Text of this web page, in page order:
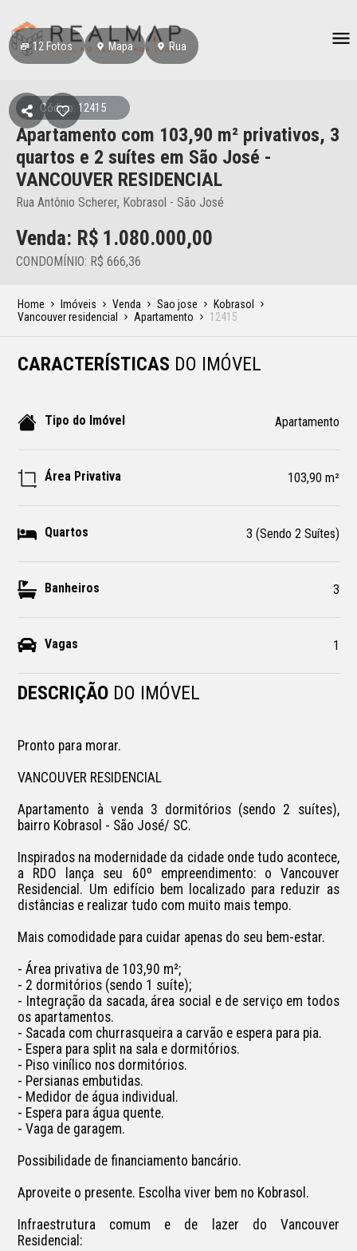
12 Fotos Mapa Rua
Código: 12415
Apartamento com 103,90 m² privativos, 3
quartos e 2 suítes em São José -
VANCOUVER RESIDENCIAL
Rua Antônio Scherer, Kobrasol - São José
Venda: R$ 1.080.000,00
CONDOMÍNIO: R$ 666,36
Home Imóveis Venda Sao jose
Kobrasol
Vancouver residencial
Apartamento 12415
CARACTERÍSTICAS DO IMÓVEL
Tipo do Imóvel Apartamento
Área Privativa 103,90 m²
Quartos 3 (Sendo 2 Suítes)
Banheiros 3
Vagas 1
DESCRIÇÃO DO IMÓVEL
Pronto para morar.
VANCOUVER RESIDENCIAL
Apartamento à venda 3 dormitórios (sendo 2 suítes),
bairro Kobrasol - São José/ SC.
Inspirados na modernidade da cidade onde tudo acontece,
a RDO lança seu 60º empreendimento: o Vancouver
Residencial. Um edifício bem localizado para reduzir as
distâncias e realizar tudo com muito mais tempo.
Mais comodidade para cuidar apenas do seu bem-estar.
- Área privativa de 103,90 m²;
- 2 dormitórios (sendo 1 suíte);
- Integração da sacada, área social e de serviço em todos
os apartamentos.
- Sacada com churrasqueira a carvão e espera para pia.
- Espera para split na sala e dormitórios.
- Piso vinílico nos dormitórios.
- Persianas embutidas.
- Medidor de água individual.
- Espera para água quente.
- Vaga de garagem.
Possibilidade de financiamento bancário.
Aproveite o presente. Escolha viver bem no Kobrasol.
Infraestrutura comum e de lazer do Vancouver
Residencial: